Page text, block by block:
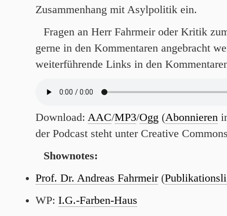
Zusammenhang mit Asylpolitik ein.
Fragen an Herr Fahrmeir oder Kritik
gerne in den Kommentaren angebracht
weiterführende Links in den
Download: AAC/MP3/Ogg (Abonnieren
der Podcast steht unter Creative
Shownotes:
Prof. Dr. Andreas Fahrmeir(
WP: I.G.-Farben-Haus